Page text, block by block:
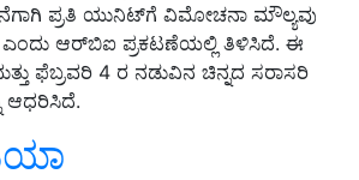
ಪ್ರತಿ ಯುನಿಟ್‌ಗೆ ವಿಮೋಚನಾ ಮೌಲ್ಯವು
ಎಂದು ಆರ್‌ಬಿಐ ಪ್ರಕಟಣೆಯಲ್ಲಿ ತಿಳಿಸಿದೆ. ಈ
ಫೆಬ್ರವರಿ 4 ರ ನಡುವಿನ ಚಿನ್ನದ ಸರಾಸರಿ
ಆಧರಿಸಿದೆ.